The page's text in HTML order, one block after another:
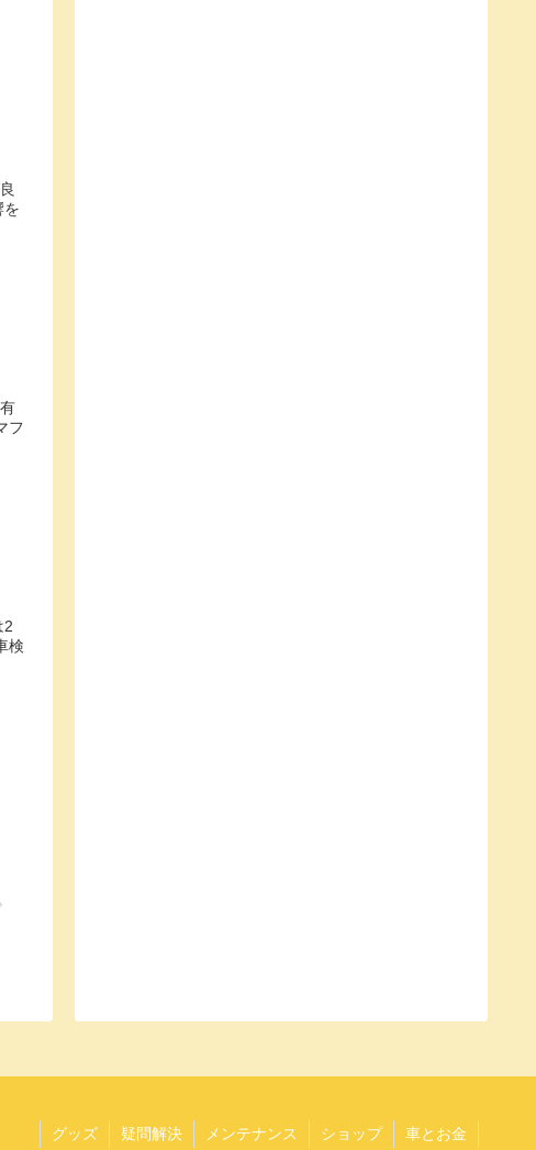
を
フ
2
検
グッズ 疑問解決 メンテナンス ショップ 車とお金